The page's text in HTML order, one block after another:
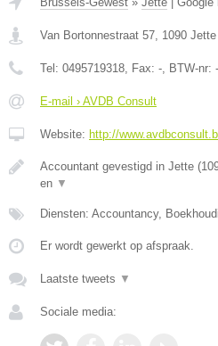
Van Bortonnestraat 57 1090 Jette
Tel: 0495719318 , Fax: - , BTW-nr: -
E-mail › AVDB Consult
Website: http://
Accountant gevestigd in Jette
en ▼
Diensten: Accountancy,
Er wordt gewerkt op afspraak.
Laatste tweets ▼
Sociale media: